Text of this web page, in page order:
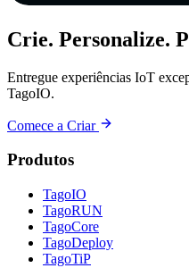
Crie. Personalize.
Entregue experiências IoT
TagoIO.
Comece a Criar
Produtos
TagoIO
TagoRUN
TagoCore
TagoDeploy
TagoTiP